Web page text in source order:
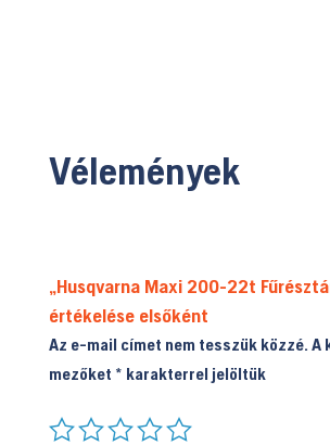
Vélemények
„Husqvarna Maxi 200-22t
értékelése elsőként
Az e-mail címet nem tesszük közzé. A
mezőket * karakterrel jelöltük